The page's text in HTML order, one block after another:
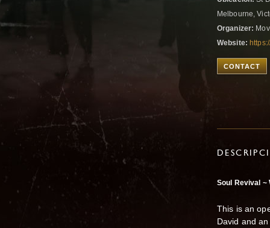
Melbourne,
Organizer:
Website:
CONTACT
Soul Revival ~
This is an
David and